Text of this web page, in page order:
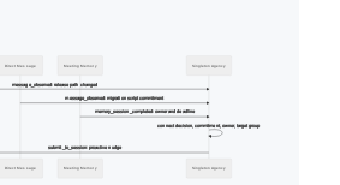
Direct Message Meeting Memory Singleton Agency
message_observed: release path changed
message_observed: migration script commitment
memory_session_completed: owner and deadline
connect decision, commitment, owner, target group
submit_to_session: proactive nudge
Direct Message Meeting Memory Singleton Agency